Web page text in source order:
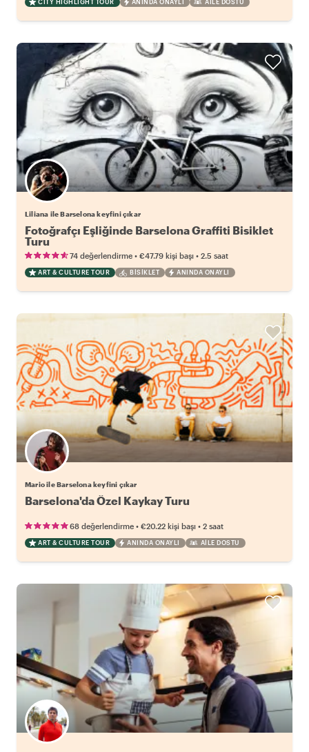
CITY HIGHLIGHT TOUR ANINDA ONAYLI AILE DOSTU
Liliana ile Barselona keyfini çıkar
Fotoğrafçı Eşliğinde Barselona Graffiti Bisiklet
Turu
74 değerlendirme • €47.79 kişi başı • 2.5 saat
ART & CULTURE TOUR BISIKLET ANINDA ONAYLI
Mario ile Barselona keyfini çıkar
Barselona'da Özel Kaykay Turu
68 değerlendirme • €20.22 kişi başı • 2 saat
ART & CULTURE TOUR ANINDA ONAYLI AILE DOSTU